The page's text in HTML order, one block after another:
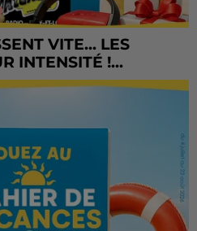
VITE... LES
INTENSITÉ !...